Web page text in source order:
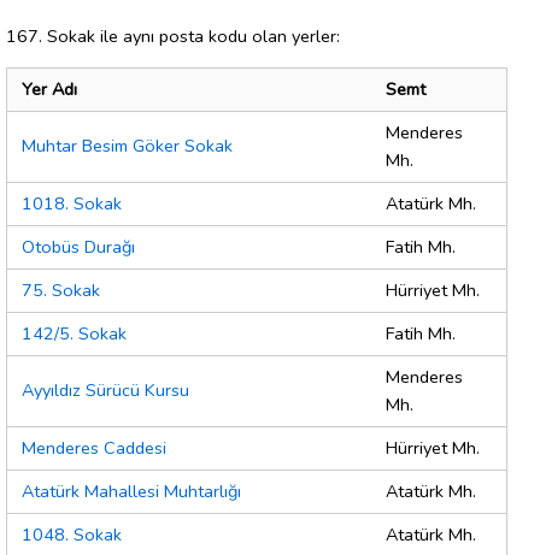
167. Sokak ile aynı posta kodu olan yerler:
Yer Adı Semt
Muhtar Besim Göker Sokak
Menderes
Mh.
1018. Sokak
Atatürk Mh.
Otobüs Durağı
Fatih Mh.
75. Sokak
Hürriyet Mh.
142/5. Sokak
Fatih Mh.
Ayyıldız Sürücü Kursu
Menderes
Mh.
Menderes Caddesi
Hürriyet Mh.
Atatürk Mahallesi Muhtarlığı
Atatürk Mh.
1048. Sokak
Atatürk Mh.